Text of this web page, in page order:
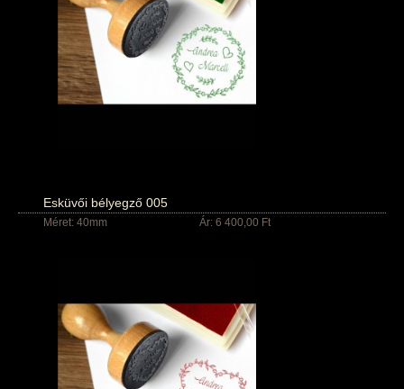
Esküvői bélyegző 005
Méret: 40mm Ár: 6 400,00 Ft